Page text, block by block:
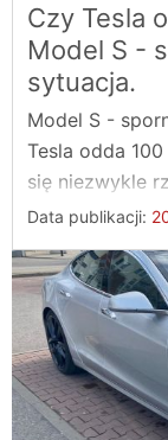
Czy Tesla
Model S -
sytuacja.
Model S -
Tesla odda
się niezwykle
Data publikacji: